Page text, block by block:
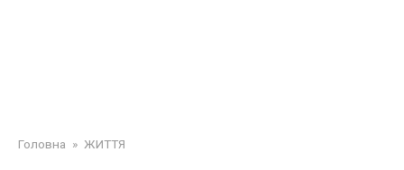
Головна » ЖИТТЯ